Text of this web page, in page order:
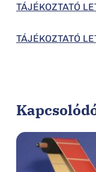
TÁJÉKOZTATÓ
TÁJÉKOZTATÓ